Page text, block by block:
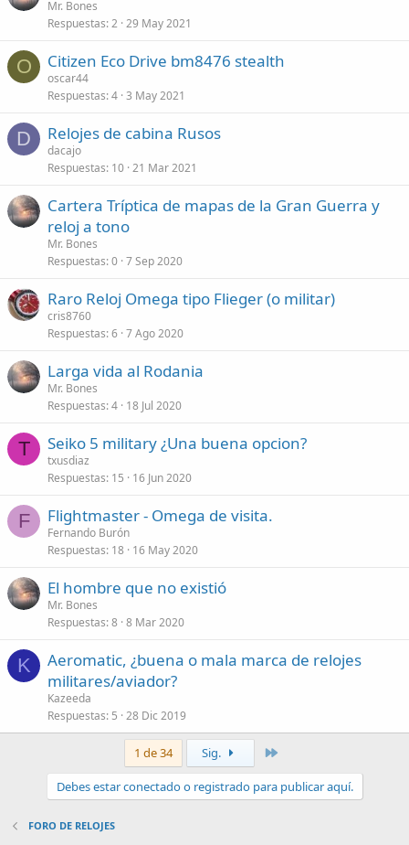
Mr. Bones
Respuestas 2 29 May 2021
O Citizen Eco Drive bm8476 stealth
oscar44
Respuestas 4 3 May 2021
D Relojes de cabina Rusos
dacajo
Respuestas 10 21 Mar 2021
Cartera Tríptica de mapas de la Gran Guerra y
reloj a tono
Mr. Bones
Respuestas 0 7 Sep 2020
Raro Reloj Omega tipo Flieger (o militar)
cris8760
Respuestas 6 7 Ago 2020
Larga vida al Rodania
Mr. Bones
Respuestas 4 18 Jul 2020
T Seiko 5 military ¿Una buena opcion?
txusdiaz
Respuestas 15 16 Jun 2020
F Flightmaster - Omega de visita.
Fernando Burón
Respuestas 18 16 May 2020
El hombre que no existió
Mr. Bones
Respuestas 8 8 Mar 2020
K
Aeromatic, ¿buena o mala marca de relojes
militares/aviador?
Kazeeda
Respuestas 5 28 Dic 2019
1 de 34 Sig.
Debes estar conectado o registrado para publicar aquí.
FORO DE RELOJES